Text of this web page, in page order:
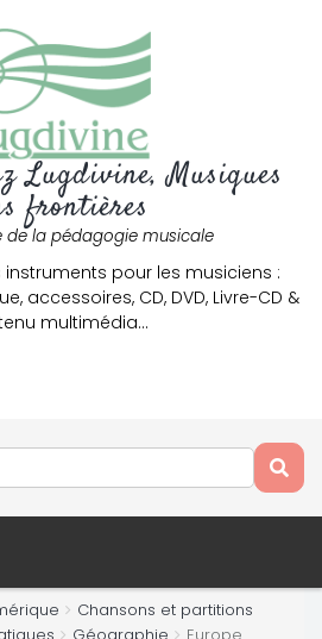
Lugdivine, Musiques
frontières
de la pédagogie musicale
instruments pour les musiciens :
accessoires, CD, DVD, Livre-CD &
multimédia…
Chansons et partitions